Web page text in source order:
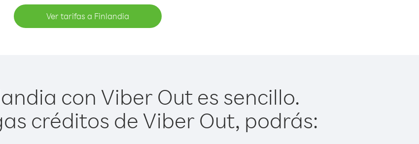
Ver tarifas a Finlandia
con Viber Out es sencillo.
créditos de Viber Out, podrás: